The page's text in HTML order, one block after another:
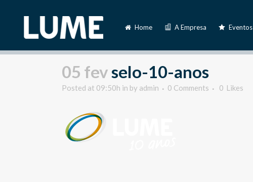
Home A Empresa Eventos
05 fevselo-10-anos
Posted at 09:50h in by admin 0 Comments 0 Likes